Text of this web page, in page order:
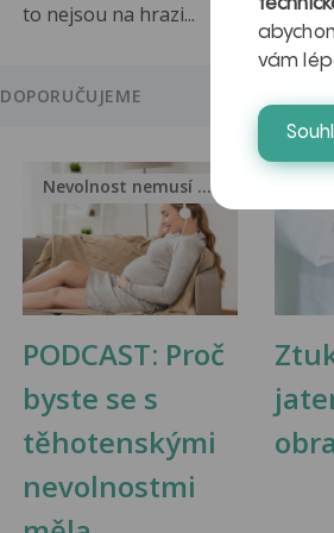
to nejsou na hrazi...
DOPORUČUJEME
PODCAST: Proč
byste se s
těhotenskými
nevolnostmi
Nevolnost nemusí být nutnou...
vám